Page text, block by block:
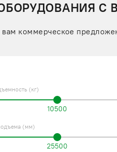
коммерческое
(кг)
10500
(мм)
25500